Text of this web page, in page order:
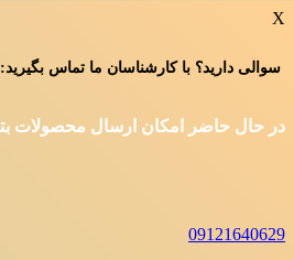
X
سوالی دارید؟ با کارشناسان ما تماس بگیرید:
در حال حاضر امکان ارسال محصولات بتنی
09121640629